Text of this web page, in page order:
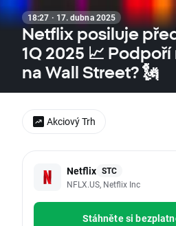
18:27 · 17. dubna 2025
Netflix posiluje
1Q 2025 📈
na Wall Street? 🗽
Netflix STC
NFLX.US, Netflix Inc
Stáhněte si
Akciový Trh